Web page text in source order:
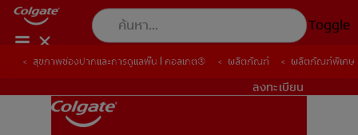
Toggle
ลงทะเบียน
สุขภาพช่องปากและการดูแลฟัน | คอลเกต® ผลิตภัณฑ์ ผลิตภัณฑ์พิเศษ